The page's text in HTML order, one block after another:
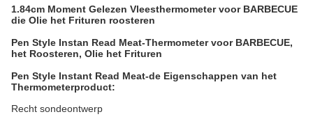
1.84cm Moment Gelezen Vleesthermometer voor BARBECUE
die Olie het Frituren roosteren
Pen Style Instan Read Meat-Thermometer voor BARBECUE,
het Roosteren, Olie het Frituren
Pen Style Instant Read Meat-de Eigenschappen van het
Thermometerproduct:
Recht sondeontwerp